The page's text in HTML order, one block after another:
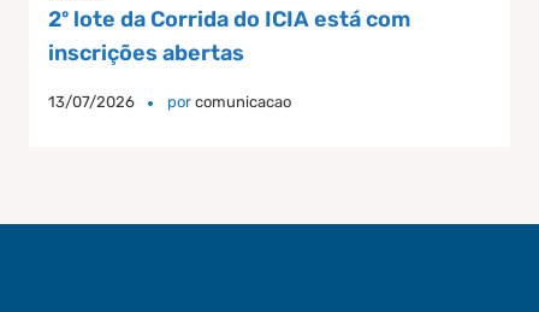
2º lote da Corrida do ICIA está com
inscrições abertas
13/07/2026 por comunicacao